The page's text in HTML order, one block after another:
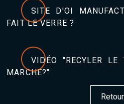
SITE D'OI
FAIT LE VERRE ?
VIDÉO "RECYLER LE
MARCHE?"
Retour